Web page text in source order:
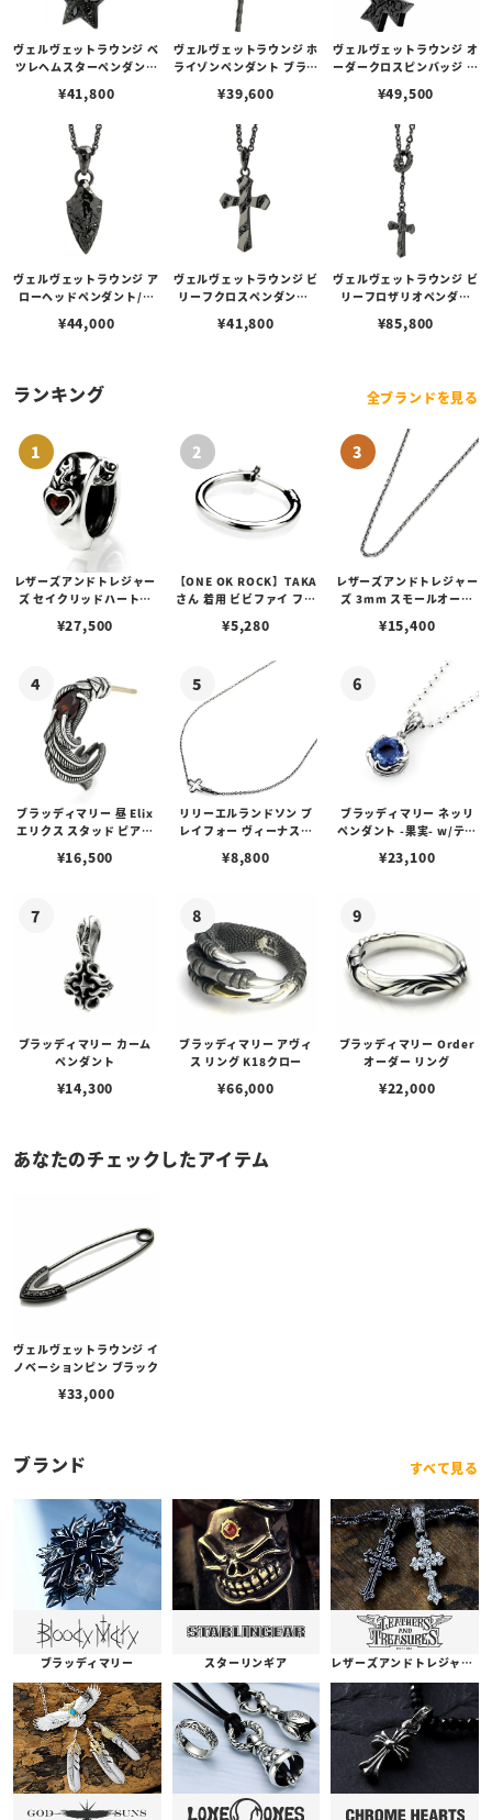
ヴェルヴェットラウンジ ベ
ツレヘムスターペンダント
¥41,800
ヴェルヴェットラウンジ ホ
ライゾンペンダント ブラッ
¥39,600
ヴェルヴェットラウンジ オ
ーダークロスピンバッジ ブ
¥49,500
ヴェルヴェットラウンジ ア
ローヘッドペンダント/ブ
¥44,000
ヴェルヴェットラウンジ ビ
リーフクロスペンダント/
¥41,800
ヴェルヴェットラウンジ ビ
リーフロザリオペンダン
¥85,800
ランキング 全ブランドを見る
レザーズアンドトレジャー
ズ セイクリッドハートピ
¥27,500
【ONE OK ROCK】TAKA
さん 着用 ビビファイ フー
¥5,280
レザーズアンドトレジャー
ズ 3mm スモールオーバ
ブスタークラスプ＆LTロ
¥15,400
ブラッディマリー 昼 Elix
エリクス スタッド ピアス
¥16,500
リリーエルランドソン プ
レイフォー ヴィーナスチ
¥8,800
ブラッディマリー ネッリ
ペンダント -果実- w/ティ
¥23,100
ブラッディマリー カーム
ペンダント
¥14,300
ブラッディマリー アヴィ
ス リング K18クロー
¥66,000
ブラッディマリー Order
オーダー リング
¥22,000
あなたのチェックしたアイテム
ヴェルヴェットラウンジ イ
ノベーションピン ブラック
¥33,000
ブランド すべて見る
ブラッディマリー スターリンギア レザーズアンドトレジャーズ